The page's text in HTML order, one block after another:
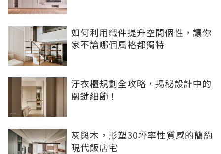
如何利用鐵件提升空間個性，讓你
家不論哪個風格都獨特
汙衣櫃規劃全攻略，揭秘設計中的
關鍵細節！
灰與木，形塑30坪率性質感的簡約
現代飯店宅